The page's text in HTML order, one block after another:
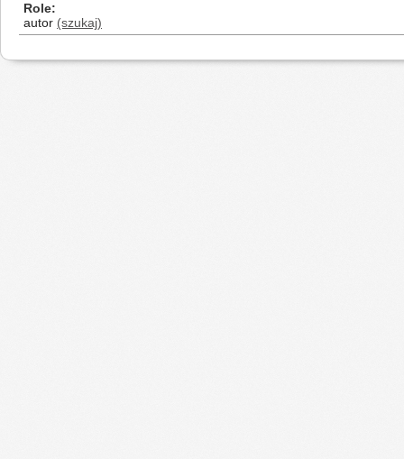
Role
autor (szukaj)